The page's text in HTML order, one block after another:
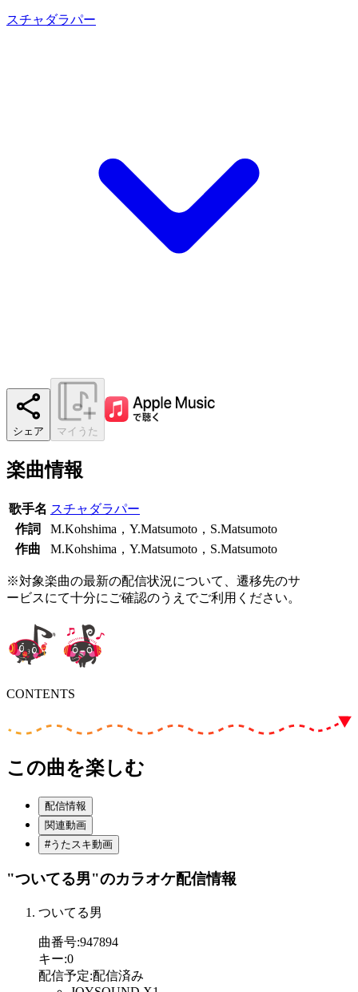
スチャダラパー
シェア マイうた
楽曲情報
歌手名 スチャダラパー
作詞
M.Kohshima，Y.Matsumoto，S.Matsumoto
作曲
M.Kohshima，Y.Matsumoto，S.Matsumoto
※対象楽曲の最新の配信状況について、遷移先のサ
ービスにて十分にご確認のうえでご利用ください。
CONTENTS
この曲を楽しむ
配信情報
関連動画
#うたスキ動画
"ついてる男"のカラオケ配信情報
ついてる男
曲番号:947894
キー:0
配信予定:配信済み